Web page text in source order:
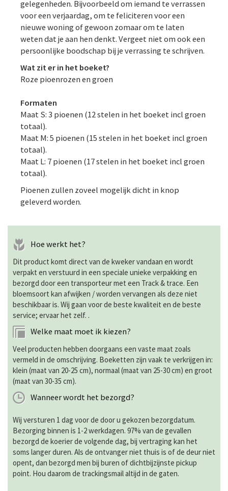
gelegenheden. Bijvoorbeeld om iemand te verrassen
voor een verjaardag, om te feliciteren voor een
nieuwe woning of gewoon zomaar om te laten
weten dat je aan hen denkt. Vergeet niet om ook een
persoonlijke boodschap bij je verrassing te schrijven.
Wat zit er in het boeket?
Roze pioenrozen en groen
Formaten
Maat S: 3 pioenen (12 stelen in het boeket incl groen
totaal).
Maat M: 5 pioenen (15 stelen in het boeket incl groen
totaal).
Maat L: 7 pioenen (17 stelen in het boeket incl groen
totaal).
Pioenen zullen zoveel mogelijk dicht in knop
geleverd worden.
Hoe werkt het?
Dit product komt direct van de kweker vandaan en wordt
verpakt en verstuurd in een speciale unieke verpakking en
bezorgd door een transporteur met een Track & trace. Een
bloemsoort kan afwijken / worden vervangen als deze niet
beschikbaar is. Wij gaan voor de beste kwaliteit en de beste
service; ervaar het zelf. .
Welke maat moet ik kiezen?
Veel producten hebben doorgaans een vaste maat zoals
vermeld in de omschrijving. Boeketten zijn vaak te verkrijgen in:
klein (maat van 20-25 cm), normaal (maat van 25-30 cm) en groot
(maat van 30-35 cm).
Wanneer wordt het bezorgd?
Wij versturen 1 dag voor de door u gekozen bezorgdatum.
Bezorging binnen is 1-2 werkdagen. 97% van de gevallen
bezorgd de koerier de volgende dag, bij vertraging kan het
soms langer duren. Als de ontvanger niet thuis is of de deur niet
opent, dan bezorgd men bij buren of dichtbijzijnste pickup
point. Hou daarom de trackingsmail altijd in de gaten.